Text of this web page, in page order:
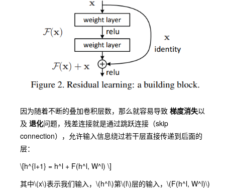
因为随着不断的叠加卷积层数，那么就容易导致 梯度消失以
及 退化问题，残差连接就是通过跳跃连接（skip
connection），允许输入信息绕过若干层直接传递到后面的
层：
\[h^{l+1} = h^l + F(h^l, W^l) \]
其中\(x\)表示我们输入， \(h^l\)第\(l\)层的输入， \(F(h^l, W^l)\)